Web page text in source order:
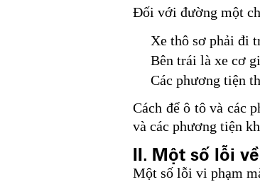
Đối với đường một
Xe thô sơ phải đi
Bên trái là xe cơ
Các phương tiện
Cách để ô tô và các
và các phương tiện
II. Một số lỗi
Một số lỗi vi phạm